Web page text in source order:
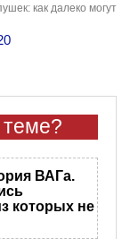
как далеко могут
ВАГа.
которых не